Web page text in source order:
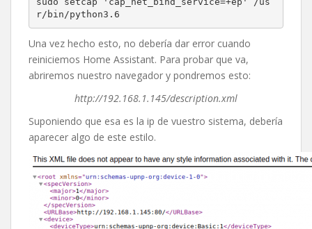
r/bin/python3.6
Una vez hecho esto, no debería dar error cuando
reiniciemos Home Assistant. Para probar que va,
abriremos nuestro navegador y pondremos esto:
http://192.168.1.145/description.xml
Suponiendo que esa es la ip de vuestro sistema, debería
aparecer algo de este estilo.